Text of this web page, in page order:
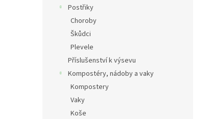
Postřiky
Choroby
Škůdci
Plevele
Příslušenství k výsevu
Kompostéry, nádoby a vaky
Kompostery
Vaky
Koše